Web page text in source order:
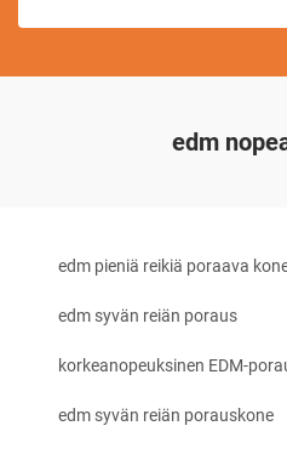
edm
edm pieniä reikiä poraava
edm syvän reiän poraus
korkeanopeuksinen EDM-
edm syvän reiän porauskone